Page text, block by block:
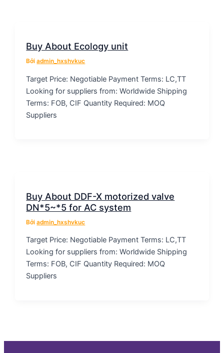
Buy About Ecology unit
Bởiadmin_hxshvkuc
Target Price: Negotiable Payment Terms: LC,TT
Looking for suppliers from: Worldwide Shipping
Terms: FOB, CIF Quantity Required: MOQ
Suppliers
Buy About DDF-X motorized valve
DN*5~*5 for AC system
Bởiadmin_hxshvkuc
Target Price: Negotiable Payment Terms: LC,TT
Looking for suppliers from: Worldwide Shipping
Terms: FOB, CIF Quantity Required: MOQ
Suppliers